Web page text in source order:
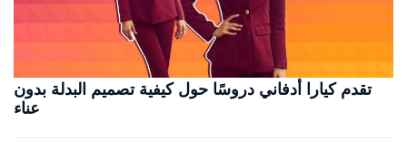
تقدم كيارا أدفاني دروسًا حول كيفية تصميم البدلة بدون
عناء